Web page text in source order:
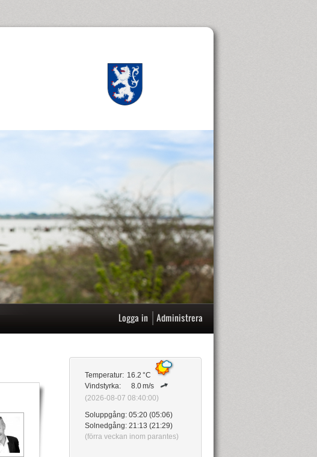
Administrera
|
Logga in
Temperatur: 16.2 °C
Vindstyrka:
8.0m/s
(2026-08-07 08:40:00)
Soluppgång: 05:20 (05:06)
Solnedgång: 21:13 (21:29)
(förra veckan inom parantes)